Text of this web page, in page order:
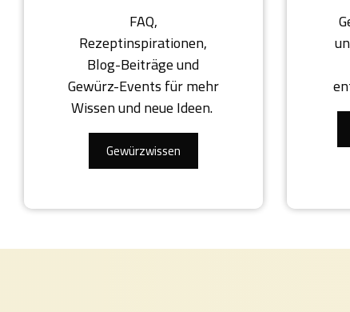
FAQ,
Rezeptinspirationen,
Blog-Beiträge und
Gewürz-Events für mehr
Wissen und neue Ideen.
Gewürzwissen